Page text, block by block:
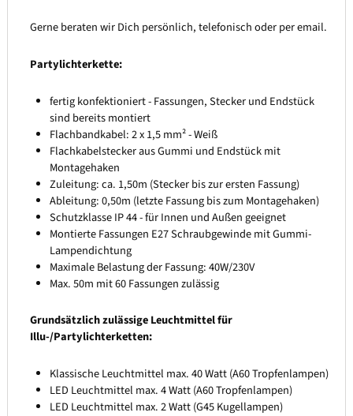
Gerne beraten wir Dich persönlich, telefonisch oder per email.
Partylichterkette:
fertig konfektioniert - Fassungen, Stecker und Endstück
sind bereits montiert
Flachbandkabel: 2 x 1,5 mm² - Weiß
Flachkabelstecker aus Gummi und Endstück mit
Montagehaken
Zuleitung: ca. 1,50m (Stecker bis zur ersten Fassung)
Ableitung: 0,50m (letzte Fassung bis zum Montagehaken)
Schutzklasse IP 44 - für Innen und Außen geeignet
Montierte Fassungen E27 Schraubgewinde mit Gummi-
Lampendichtung
Maximale Belastung der Fassung: 40W/230V
Max. 50m mit 60 Fassungen zulässig
Grundsätzlich zulässige Leuchtmittel für
Illu-/Partylichterketten:
Klassische Leuchtmittel max. 40 Watt (A60 Tropfenlampen)
LED Leuchtmittel max. 4 Watt (A60 Tropfenlampen)
LED Leuchtmittel max. 2 Watt (G45 Kugellampen)